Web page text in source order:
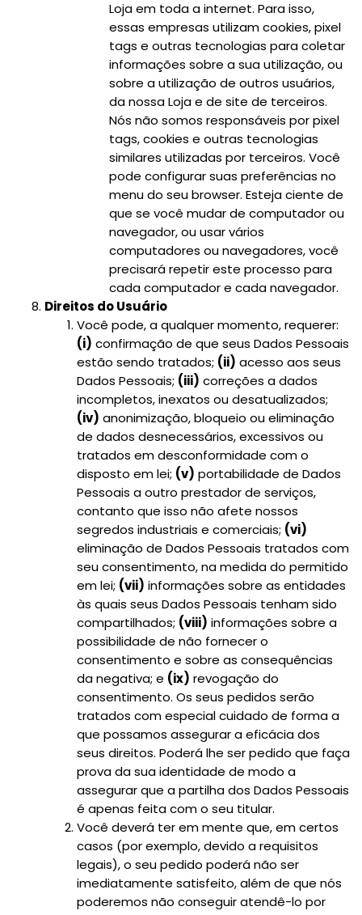
Loja em toda a internet. Para isso,
essas empresas utilizam cookies, pixel
tags e outras tecnologias para coletar
informações sobre a sua utilização, ou
sobre a utilização de outros usuários,
da nossa Loja e de site de terceiros.
Nós não somos responsáveis por pixel
tags, cookies e outras tecnologias
similares utilizadas por terceiros. Você
pode configurar suas preferências no
menu do seu browser. Esteja ciente de
que se você mudar de computador ou
navegador, ou usar vários
computadores ou navegadores, você
precisará repetir este processo para
cada computador e cada navegador.
Direitos do Usuário
Você pode, a qualquer momento, requerer:
(i) confirmação de que seus Dados Pessoais
estão sendo tratados; (ii) acesso aos seus
Dados Pessoais; (iii) correções a dados
incompletos, inexatos ou desatualizados;
(iv) anonimização, bloqueio ou eliminação
de dados desnecessários, excessivos ou
tratados em desconformidade com o
disposto em lei; (v) portabilidade de Dados
Pessoais a outro prestador de serviços,
contanto que isso não afete nossos
segredos industriais e comerciais; (vi)
eliminação de Dados Pessoais tratados com
seu consentimento, na medida do permitido
em lei; (vii) informações sobre as entidades
às quais seus Dados Pessoais tenham sido
compartilhados; (viii) informações sobre a
possibilidade de não fornecer o
consentimento e sobre as consequências
da negativa; e (ix) revogação do
consentimento. Os seus pedidos serão
tratados com especial cuidado de forma a
que possamos assegurar a eficácia dos
seus direitos. Poderá lhe ser pedido que faça
prova da sua identidade de modo a
assegurar que a partilha dos Dados Pessoais
é apenas feita com o seu titular.
Você deverá ter em mente que, em certos
casos (por exemplo, devido a requisitos
legais), o seu pedido poderá não ser
imediatamente satisfeito, além de que nós
poderemos não conseguir atendê-lo por